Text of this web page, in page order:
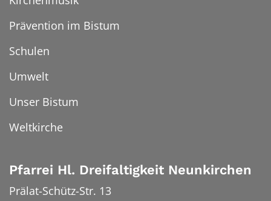
Prävention im Bistum
Schulen
Umwelt
Unser Bistum
Weltkirche
Pfarrei Hl. Dreifaltigkeit Neunkirchen
Prälat-Schütz-Str. 13